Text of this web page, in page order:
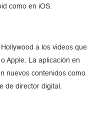
como en iOS.
a los videos que
Apple. La aplicación en
nuevos contenidos como
de director digital.